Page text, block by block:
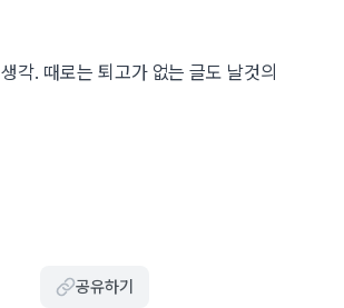
각. 때로는 퇴고가 없는 글도 날것의
공유하기